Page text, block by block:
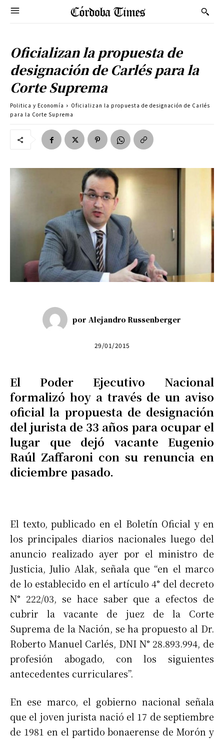
Oficializan la propuesta de
designación de Carlés para la
Corte Suprema
Politica y Economía
Oficializan la propuesta de designación de Carlés
para la Corte Suprema
por Alejandro Russenberger
29/01/2015
El Poder Ejecutivo Nacional
formalizó hoy a través de un aviso
oficial la propuesta de designación
del jurista de 33 años para ocupar el
lugar que dejó vacante Eugenio
Raúl Zaffaroni con su renuncia en
diciembre pasado.
El texto, publicado en el Boletín Oficial y en
los principales diarios nacionales luego del
anuncio realizado ayer por el ministro de
Justicia, Julio Alak, señala que “en el marco
de lo establecido en el artículo 4° del decreto
N° 222/03, se hace saber que a efectos de
cubrir la vacante de juez de la Corte
Suprema de la Nación, se ha propuesto al Dr.
Roberto Manuel Carlés, DNI N° 28.893.994, de
profesión abogado, con los siguientes
antecedentes curriculares”.
En ese marco, el gobierno nacional señala
que el joven jurista nació el 17 de septiembre
de 1981 en el partido bonaerense de Morón y